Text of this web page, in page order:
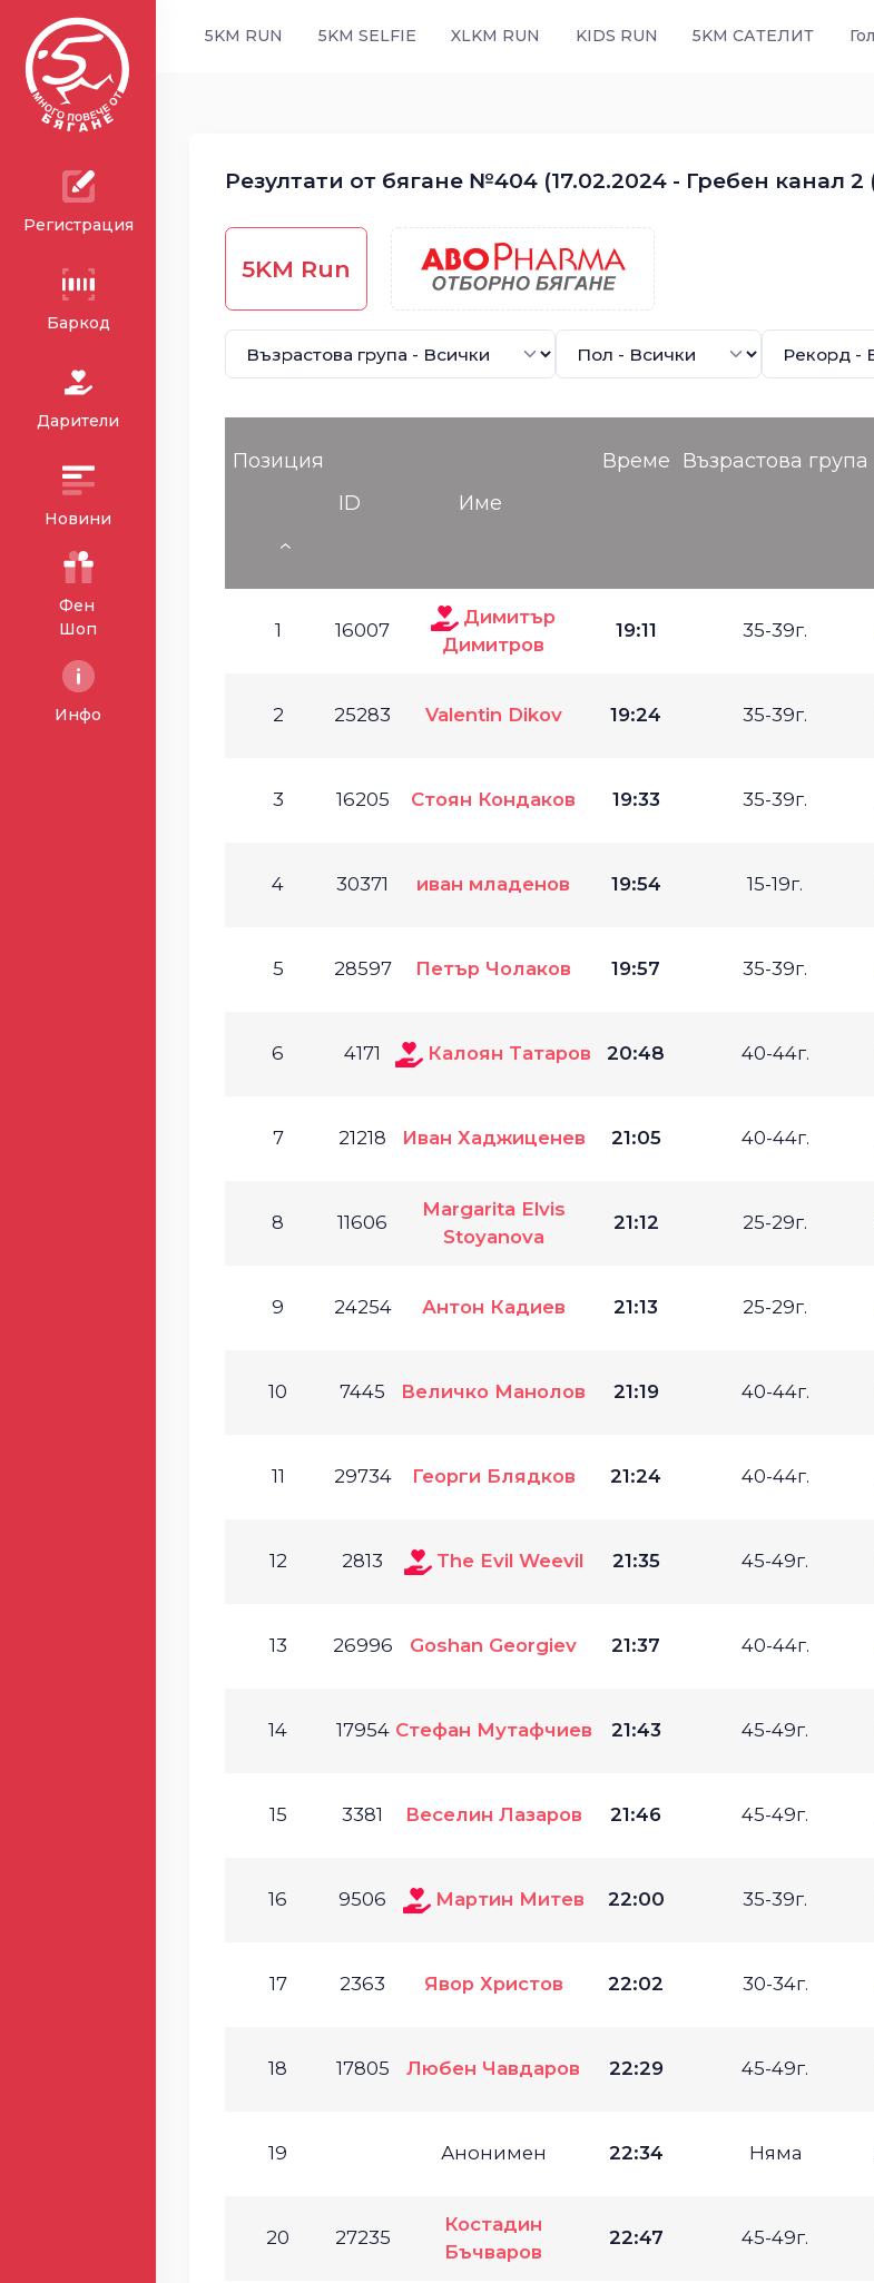
Регистрация
Баркод
Дарители
Новини
Фен
Шоп
Инфо
5KM RUN 5KM SELFIE XLKM RUN KIDS RUN 5KM САТЕЛИТ
Резултати от бягане №404 (17.02.2024 - Гребен канал
5KM Run
Позиция
ID
Име
Време Възрастова група
1 16007
Димитър
Димитров
19:11 35-39г.
2 25283 Valentin Dikov 19:24 35-39г.
3 16205 Стоян Кондаков 19:33 35-39г.
4 30371 иван младенов 19:54 15-19г.
5 28597 Петър Чолаков 19:57 35-39г.
6 4171 Калоян Татаров 20:48 40-44г.
7 21218 Иван Хаджиценев 21:05 40-44г.
8 11606
Margarita Elvis
Stoyanova
21:12 25-29г.
9 24254 Антон Кадиев 21:13 25-29г.
10 7445 Величко Манолов 21:19 40-44г.
11 29734 Георги Блядков 21:24 40-44г.
12 2813 The Evil Weevil 21:35 45-49г.
13 26996 Goshan Georgiev 21:37 40-44г.
14 17954 Стефан Мутафчиев 21:43 45-49г.
15 3381 Веселин Лазаров 21:46 45-49г.
16 9506 Мартин Митев 22:00 35-39г.
17 2363 Явор Христов 22:02 30-34г.
18 17805 Любен Чавдаров 22:29 45-49г.
19 Анонимен 22:34 Няма
20 27235
Костадин
Бъчваров
22:47 45-49г.